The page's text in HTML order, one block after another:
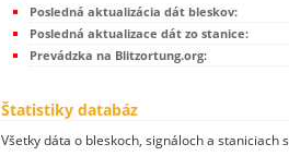
Posledná aktualizácia dát bleskov:
Posledná aktualizace dát zo stanice:
Prevádzka na Blitzortung.org:
Štatistiky databáz
Všetky dáta o bleskoch, signáloch a